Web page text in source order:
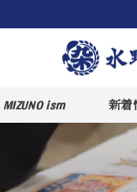
MIZUNO ism 新着